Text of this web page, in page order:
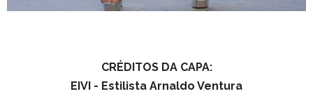
CRÉDITOS DA CAPA:
EIVI - Estilista Arnaldo Ventura